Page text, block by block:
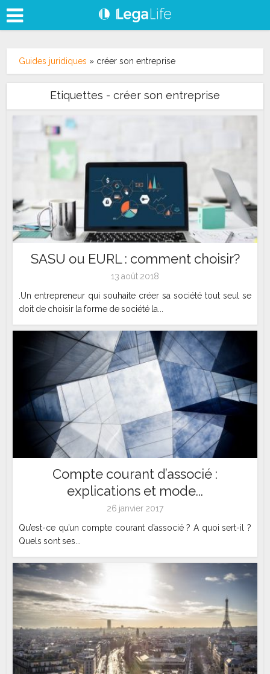
Guides juridiques » créer son entreprise
Etiquettes - créer son entreprise
SASU ou EURL : comment choisir?
13 août 2018
.Un entrepreneur qui souhaite créer sa société tout seul se
doit de choisir la forme de société la...
Compte courant d’associé :
explications et mode...
26 janvier 2017
Qu’est-ce qu’un compte courant d’associé ? A quoi sert-il ?
Quels sont ses...